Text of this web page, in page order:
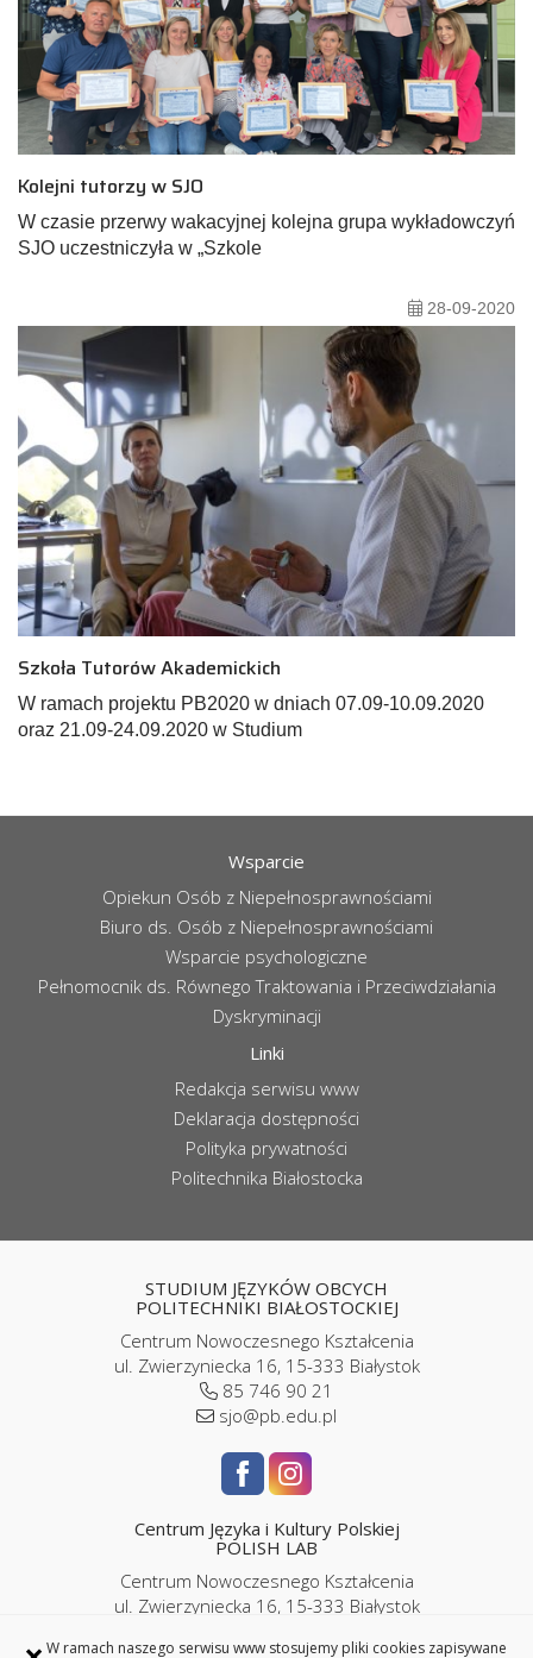
W ramach naszego serwisu www stosujemy pliki cookies zapisywane
Kolejni tutorzy w SJO
W czasie przerwy wakacyjnej kolejna grupa wykładowczyń
SJO uczestniczyła w „Szkole
28-09-2020
Szkoła Tutorów Akademickich
W ramach projektu PB2020 w dniach 07.09-10.09.2020
oraz 21.09-24.09.2020 w Studium
Wsparcie
Opiekun Osób z Niepełnosprawnościami
Biuro ds. Osób z Niepełnosprawnościami
Wsparcie psychologiczne
Pełnomocnik ds. Równego Traktowania i Przeciwdziałania
Dyskryminacji
Linki
Redakcja serwisu www
Deklaracja dostępności
Polityka prywatności
Politechnika Białostocka
STUDIUM JĘZYKÓW OBCYCH
POLITECHNIKI BIAŁOSTOCKIEJ
Centrum Nowoczesnego Kształcenia
ul. Zwierzyniecka 16, 15-333 Białystok
85 746 90 21
sjo@pb.edu.pl
Centrum Języka i Kultury Polskiej
POLISH LAB
Centrum Nowoczesnego Kształcenia
ul. Zwierzyniecka 16, 15-333 Białystok